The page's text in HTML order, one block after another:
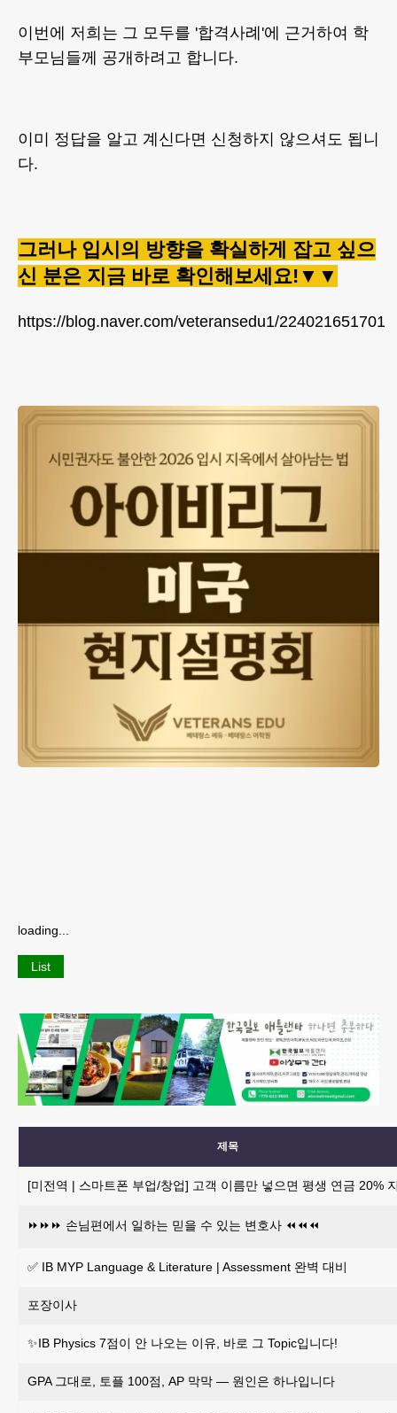
이번에 저희는 그 모두를 '합격사례'에 근거하여 학
부모님들께 공개하려고 합니다.
이미 정답을 알고 계신다면 신청하지 않으셔도 됩니
다.
그러나 입시의 방향을 확실하게 잡고 싶으
신 분은 지금 바로 확인해보세요!▼▼
https://blog.naver.com/veteransedu1/224021651701
loading...
List
제목
[미전역 | 스마트폰 부업/창업] 고객 이름만 넣으면 평생 연금 20%
⏩️⏩️⏩️ 손님편에서 일하는 믿을 수 있는 변호사 ⏪️⏪️⏪️
✅ IB MYP Language & Literature | Assessment 완벽 대비
포장이사
✨IB Physics 7점이 안 나오는 이유, 바로 그 Topic입니다!
GPA 그대로, 토플 100점, AP 막막 — 원인은 하나입니다